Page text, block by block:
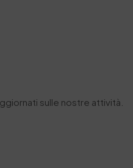
sulle nostre attività.